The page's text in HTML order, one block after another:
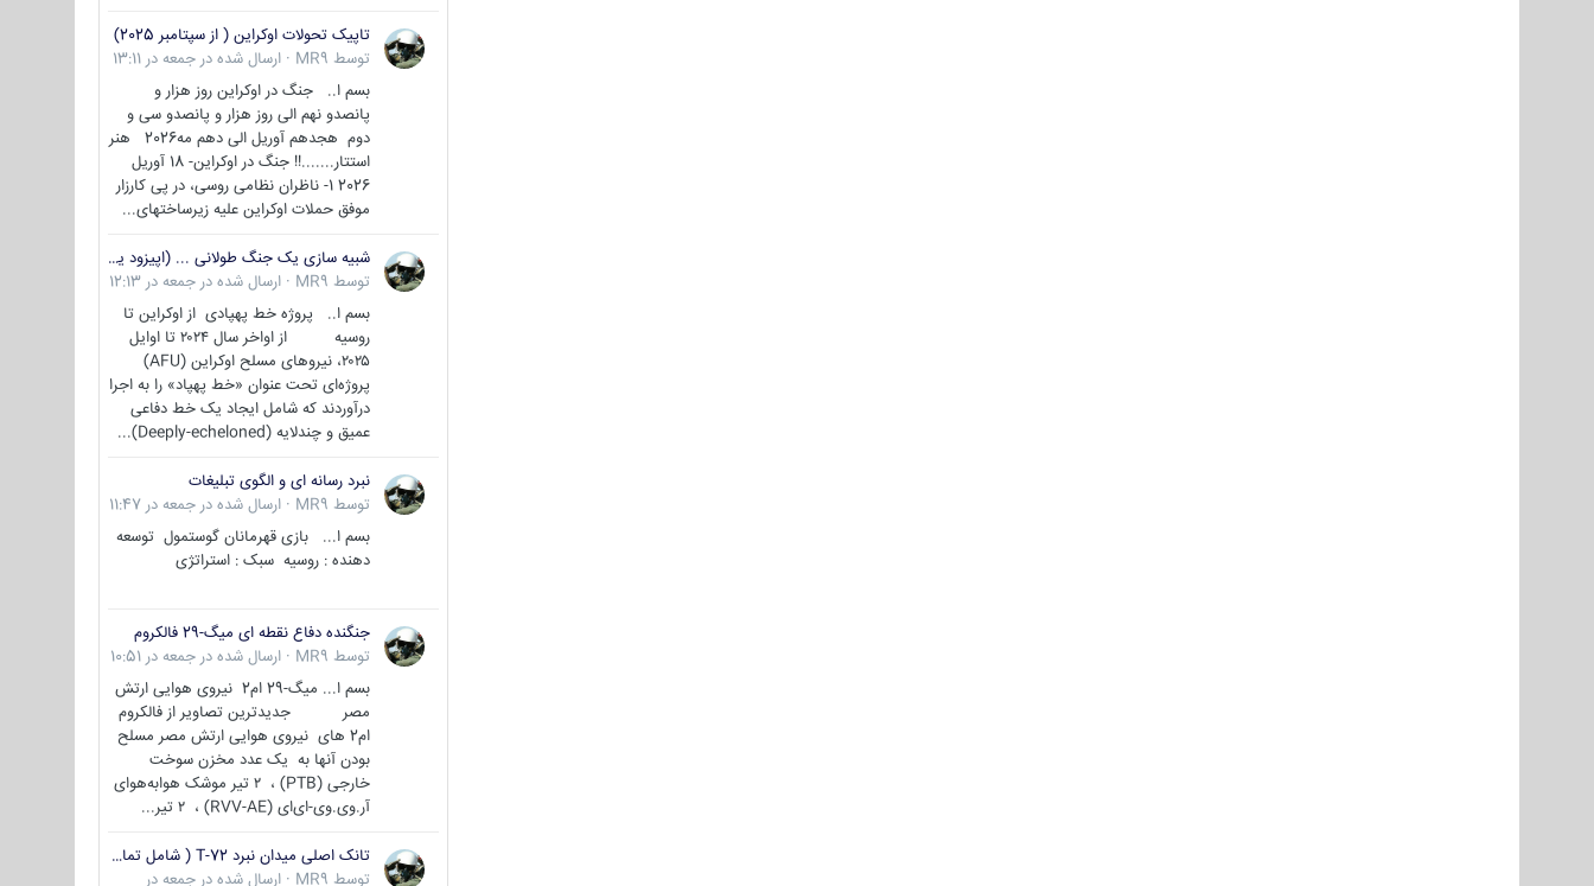
تاپیک تحولات اوکراین ( از سپتامبر 2025)
توسط MR9
· ارسال شده در جمعه در 13:11
بسم ا.. جنگ در اوکراین روز هزار و
پانصدو نهم الی روز هزار و پانصدو سی و
دوم هجدهم آوریل الی دهم مه2026 هنر
استتار.......!! جنگ در اوکراین- 18 آوریل
2026 1- ناظران نظامی روسی، در پی کارزار
موفق حملات اوکراین علیه زیرساختهای...
شبیه سازی یک جنگ طولانی ... (اپیزود یکم : اوکراین )
توسط MR9
· ارسال شده در جمعه در 12:13
بسم ا.. پروژه خط پهپادی از اوکراین تا
روسیه از اواخر سال ۲۰۲۴ تا اوایل
۲۰۲۵، نیروهای مسلح اوکراین (AFU)
پروژه‌ای تحت عنوان «خط پهپاد» را به اجرا
درآوردند که شامل ایجاد یک خط دفاعی
عمیق و چندلایه (Deeply-echeloned)...
نبرد رسانه ای و الگوی تبلیغات
توسط MR9
· ارسال شده در جمعه در 11:47
بسم ا... بازی قهرمانان گوستمول توسعه
دهنده : روسیه سبک : استراتژی
جنگنده دفاع نقطه ای میگ-29 فالکروم
توسط MR9
· ارسال شده در جمعه در 10:51
بسم ا... میگ-29 ام2 نیروی هوایی ارتش
مصر جدیدترین تصاویر از فالکروم
ام2 های نیروی هوایی ارتش مصر مسلح
بودن آنها به یک عدد مخزن سوخت
خارجی (PTB) ، ۲ تیر موشک هوابه‌هوای
آر.وی.وی-ای‌ای (RVV-AE) ، ۲ تیر...
تانک اصلی میدان نبرد T-72 ( شامل تمامی گونه ها )
توسط MR9
· ارسال شده در جمعه در